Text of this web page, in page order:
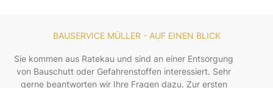
BAUSERVICE MÜLLER - AUF EINEN BLICK
Sie kommen aus Ratekau und sind an einer Entsorgung
von Bauschutt oder Gefahrenstoffen interessiert. Sehr
gerne beantworten wir Ihre Fragen dazu. Zur ersten